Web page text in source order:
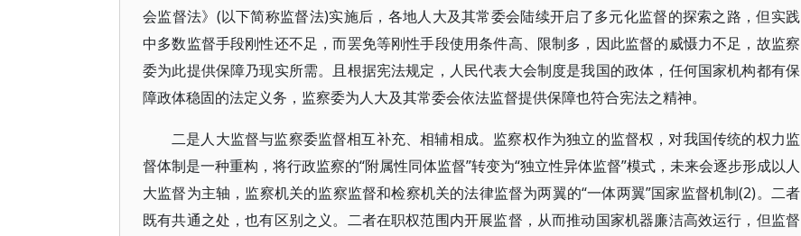
会监督法》(以下简称监督法)实施后，各地人大及其常委会陆续开启了多元化监督的探索之路，但实践
中多数监督手段刚性还不足，而罢免等刚性手段使用条件高、限制多，因此监督的威慑力不足，故监察
委为此提供保障乃现实所需。且根据宪法规定，人民代表大会制度是我国的政体，任何国家机构都有保
障政体稳固的法定义务，监察委为人大及其常委会依法监督提供保障也符合宪法之精神。
二是人大监督与监察委监督相互补充、相辅相成。监察权作为独立的监督权，对我国传统的权力监
督体制是一种重构，将行政监察的“附属性同体监督”转变为“独立性异体监督”模式，未来会逐步形成以人
大监督为主轴，监察机关的监察监督和检察机关的法律监督为两翼的“一体两翼”国家监督机制(2)。二者
既有共通之处，也有区别之义。二者在职权范围内开展监督，从而推动国家机器廉洁高效运行，但监督